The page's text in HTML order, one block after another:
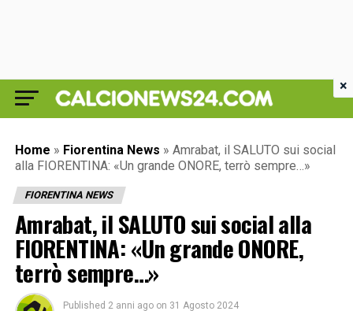
Home » Fiorentina News » Amrabat, il SALUTO sui social
alla FIORENTINA: «Un grande ONORE, terrò sempre…»
FIORENTINA NEWS
Amrabat, il SALUTO sui social alla
FIORENTINA: «Un grande ONORE,
terrò sempre…»
Published 2 anni ago on 31 Agosto 2024
×